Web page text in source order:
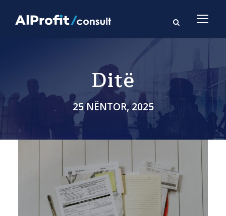
Ditë
25 NËNTOR, 2025